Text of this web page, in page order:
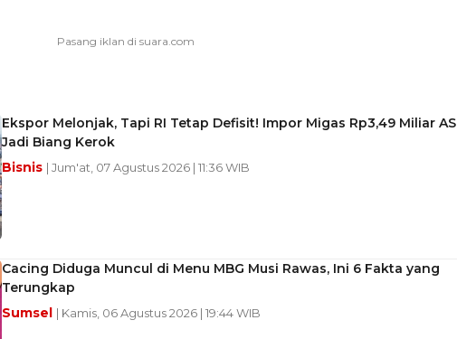
Ekspor Melonjak, Tapi RI Tetap Defisit! Impor Migas Rp3,49 Miliar AS
Jadi Biang Kerok
Bisnis | Jum'at, 07 Agustus 2026 | 11:36 WIB
Cacing Diduga Muncul di Menu MBG Musi Rawas, Ini 6 Fakta yang
Terungkap
Sumsel | Kamis, 06 Agustus 2026 | 19:44 WIB